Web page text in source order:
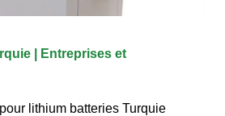
| Entreprises et
lithium batteries Turquie